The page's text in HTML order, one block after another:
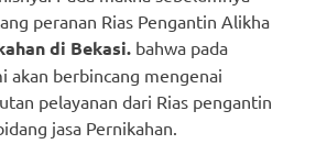
peranan Rias Pengantin Alikha
di Bekasi. bahwa pada
akan berbincang mengenai
pelayanan dari Rias pengantin
jasa Pernikahan.